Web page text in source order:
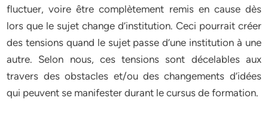
fluctuer, voire être complètement remis en cause dès
lors que le sujet change d’institution. Ceci pourrait créer
des tensions quand le sujet passe d’une institution à une
autre. Selon nous, ces tensions sont décelables aux
travers des obstacles et/ou des changements d’idées
qui peuvent se manifester durant le cursus de formation.